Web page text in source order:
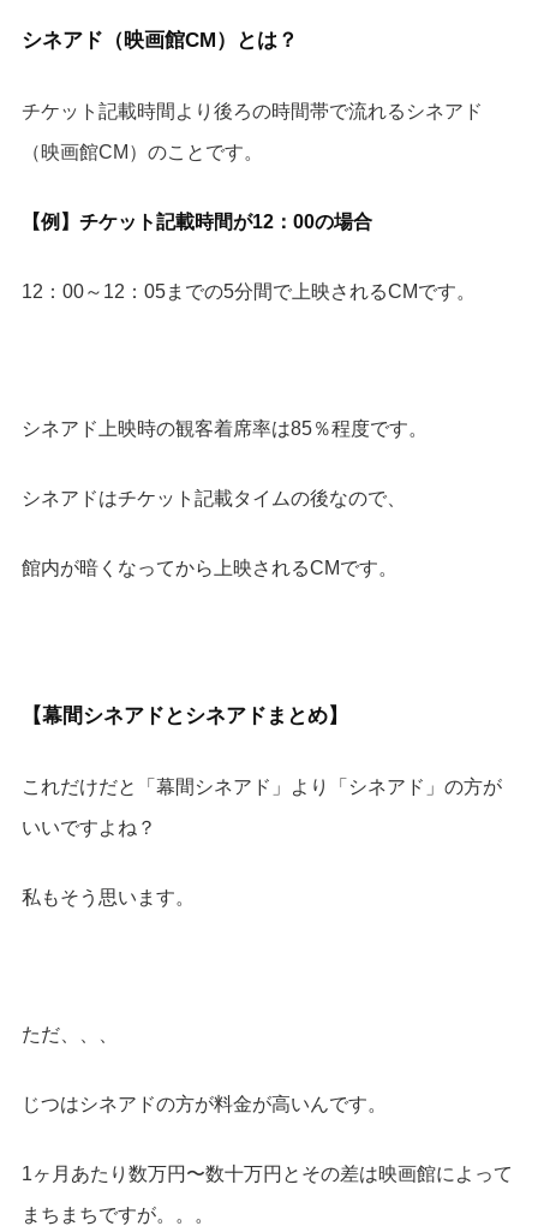
シネアド（映画館CM）とは？
チケット記載時間より後ろの時間帯で流れるシネアド
（映画館CM）のことです。
【例】チケット記載時間が12：00の場合
12：00～12：05までの5分間で上映されるCMです。
シネアド上映時の観客着席率は85％程度です。
シネアドはチケット記載タイムの後なので、
館内が暗くなってから上映されるCMです。
【幕間シネアドとシネアドまとめ】
これだけだと「幕間シネアド」より「シネアド」の方が
いいですよね？
私もそう思います。
ただ、、、
じつはシネアドの方が料金が高いんです。
1ヶ月あたり数万円〜数十万円とその差は映画館によって
まちまちですが。。。